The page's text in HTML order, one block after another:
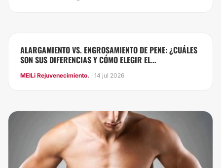
ALARGAMIENTO VS. ENGROSAMIENTO DE PENE: ¿CUÁLES
SON SUS DIFERENCIAS Y CÓMO ELEGIR EL
MEILi Rejuvenecimiento. · 14 jul 2026